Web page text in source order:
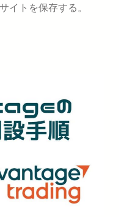
イトを保存する。